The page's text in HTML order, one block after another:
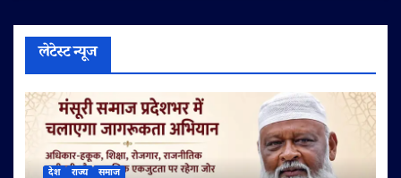
लेटेस्ट न्यूज
देश राज्य समाज